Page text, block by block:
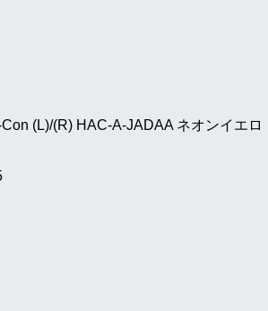
(L)/(R) HAC-A-JADAA ネオンイエロ